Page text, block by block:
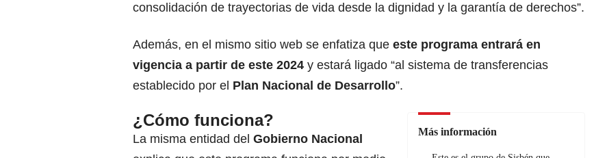
consolidación de trayectorias de vida desde la dignidad y la garantía de derechos”.
Además, en el mismo sitio web se enfatiza que este programa entrará en
vigencia a partir de este 2024 y estará ligado “al sistema de transferencias
establecido por el Plan Nacional de Desarrollo”.
Más información
¿Cómo funciona?
La misma entidad del Gobierno Nacional